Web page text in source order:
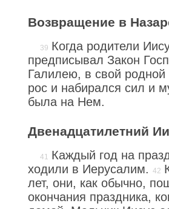
Возвращение в
Когда родители
предписывал Закон
Галилею, в свой родной
рос и набирался сил и
была на Нем.
Двенадцатилетний
Каждый год на
ходили в Иерусалим.
лет, они, как обычно,
окончания праздника,